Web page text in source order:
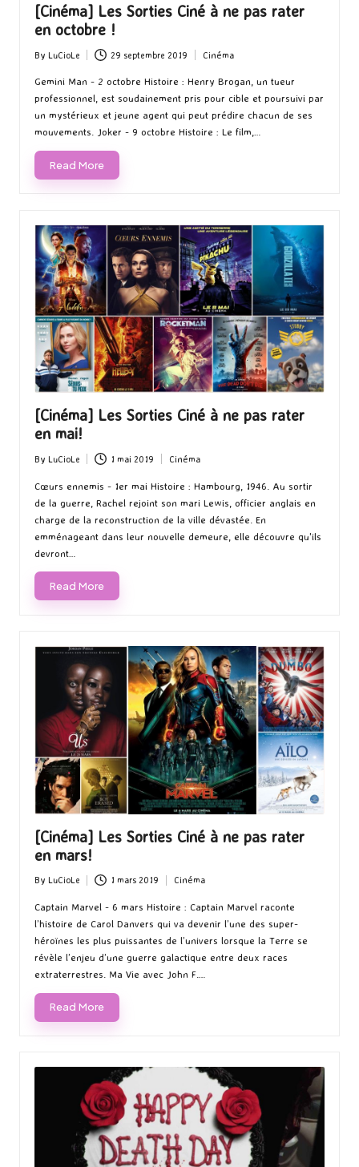
[Cinéma] Les Sorties Ciné à ne pas rater
en octobre !
Posted
by
By LuCioLe 29 septembre 2019
Posted
in
Cinéma
Gemini Man - 2 octobre Histoire : Henry Brogan, un tueur
professionnel, est soudainement pris pour cible et poursuivi par
un mystérieux et jeune agent qui peut prédire chacun de ses
mouvements. Joker - 9 octobre Histoire : Le film,…
Read More
[Cinéma] Les Sorties Ciné à ne pas rater
en mai!
Posted
by
By LuCioLe 1 mai 2019
Posted
in
Cinéma
Cœurs ennemis - 1er mai Histoire : Hambourg, 1946. Au sortir
de la guerre, Rachel rejoint son mari Lewis, officier anglais en
charge de la reconstruction de la ville dévastée. En
emménageant dans leur nouvelle demeure, elle découvre qu'ils
devront…
Read More
[Cinéma] Les Sorties Ciné à ne pas rater
en mars!
Posted
by
By LuCioLe 1 mars 2019
in
Cinéma
Captain Marvel - 6 mars Histoire : Captain Marvel raconte
l’histoire de Carol Danvers qui va devenir l’une des super-
héroïnes les plus puissantes de l’univers lorsque la Terre se
révèle l’enjeu d’une guerre galactique entre deux races
extraterrestres. Ma Vie avec John F.…
Read More